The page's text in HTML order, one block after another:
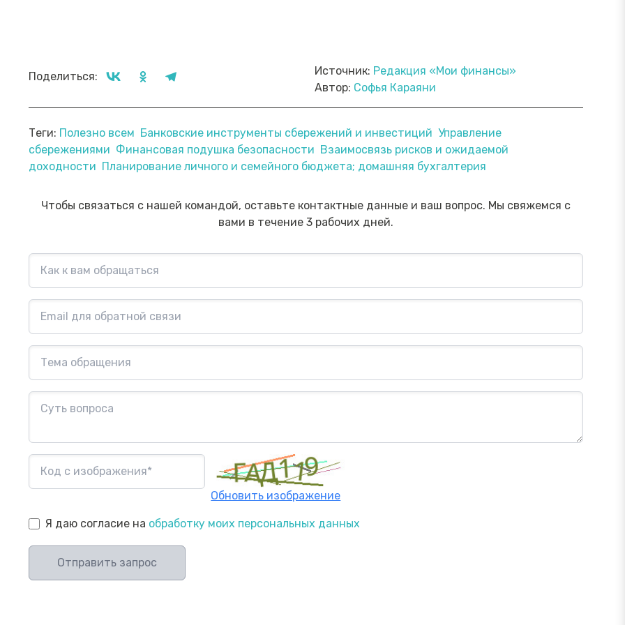
Поделиться: Источник: Редакция «Мои финансы»
Автор: Софья Караяни
Теги: Полезно всем Банковские инструменты сбережений и инвестиций Управление
сбережениями Финансовая подушка безопасности Взаимосвязь рисков и ожидаемой
доходности Планирование личного и семейного бюджета; домашняя бухгалтерия
Чтобы связаться с нашей командой, оставьте контактные данные и ваш вопрос. Мы свяжемся с
вами в течение 3 рабочих дней.
Обновить изображение
Я даю согласие на обработку моих персональных данных
Отправить запрос
Прямой эфир «Мошенник VS
Финансовый блогер»
Посмотреть→
Прямой эфир «Онлайн-инструменты,
которые помогут обезопасить
Посмотреть→